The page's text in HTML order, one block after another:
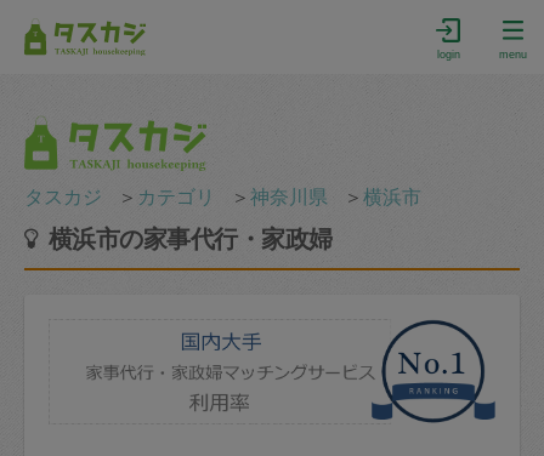
login menu
タスカジ ＞ カテゴリ ＞神奈川県 ＞横浜市
横浜市の家事代行・家政婦